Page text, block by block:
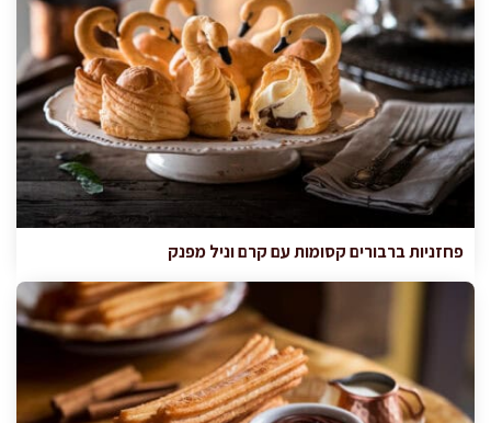
פחזניות ברבורים קסומות עם קרם וניל מפנק